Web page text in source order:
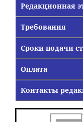
Редакционная
Требования
Сроки подачи
Оплата
Контакты